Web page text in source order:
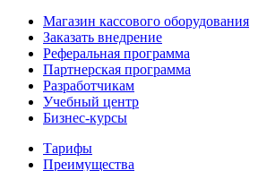
Магазин кассового оборудования
Заказать внедрение
Реферальная программа
Партнерская программа
Разработчикам
Учебный центр
Бизнес‑курсы
Тарифы
Преимущества